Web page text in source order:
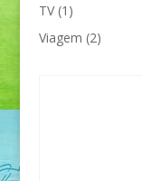
TV(1)
Viagem (2)